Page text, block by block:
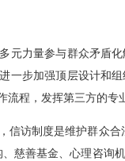
元力量参与群众矛盾
一步加强顶层设计和
流程，发挥第三方的
信访制度是维护群众
慈善基金、心理咨